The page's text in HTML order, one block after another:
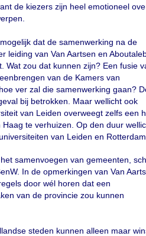
de kiezers zijn heel emotioneel
dat de samenwerking na de
leiding van Van Aartsen en
Wat zou dat kunnen zijn? Een fusie
van de Kamers van
ver zal die samenwerking gaan?
bij betrokken. Maar wellicht ook
van Leiden overweegt zelfs een
te verhuizen. Op den duur
van Leiden en
samenvoegen van gemeenten,
In de opmerkingen van Van
door wél horen dat een
van de provincie zou kunnen
steden kunnen alleen maar